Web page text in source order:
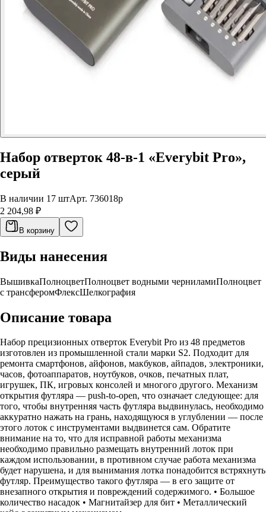
Набор отверток 48-в-1 «Everybit Pro»,
серый
В наличии 17 штАрт. 736018p
2 204,98 ₽
В корзину
Виды нанесения
ВышивкаПолноцветПолноцвет водными черниламиПолноцвет
с трансферомФлексШелкография
Описание товара
Набор прецизионных отверток Everybit Pro из 48 предметов
изготовлен из промышленной стали марки S2. Подходит для
ремонта смартфонов, айфонов, макбуков, айпадов, электроники,
часов, фотоаппаратов, ноутбуков, очков, печатных плат,
игрушек, ПК, игровых консолей и многого другого. Механизм
открытия футляра — push-to-open, что означает следующее: для
того, чтобы внутренняя часть футляра выдвинулась, необходимо
аккуратно нажать на грань, находящуюся в углублении — после
этого лоток с инструментами выдвинется сам. Обратите
внимание на то, что для исправной работы механизма
необходимо правильно размещать внутренний лоток при
каждом использовании, в противном случае работа механизма
будет нарушена, и для вынимания лотка понадобится встряхнуть
футляр. Преимущество такого футляра — в его защите от
внезапного открытия и повреждений содержимого. • Большое
количество насадок • Магнитайзер для бит • Металлический